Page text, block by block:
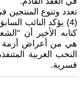
تعدد وتنوع المنتجين
(4) يؤكد النائب
كتابه الأخير أن
هي من أعراض أزمة
النخب الغربية
قسرية.